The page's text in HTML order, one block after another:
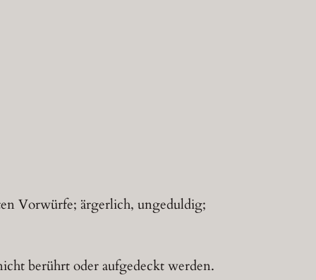
Vorwürfe; ärgerlich, ungeduldig;
berührt oder aufgedeckt werden.